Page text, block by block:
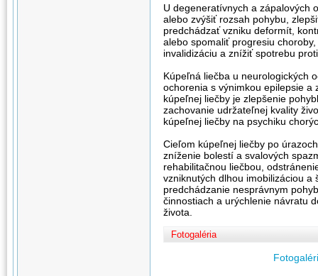
U degeneratívnych a zápalových
alebo zvýšiť rozsah pohybu,
predchádzať vzniku deformít,
alebo spomaliť progresiu
invalidizáciu a znížiť spotrebu
Kúpeľná liečba u neurologických
ochorenia s výnimkou epilepsie a
kúpeľnej liečby je zlepšenie
zachovanie udržateľnej kvality
kúpeľnej liečby na psychiku
Cieľom kúpeľnej liečby po
zníženie bolestí a svalových
rehabilitačnou liečbou,
vzniknutých dlhou imobilizáciou
predchádzanie nesprávnym
činnostiach a urýchlenie návratu
života.
Fotogaléria